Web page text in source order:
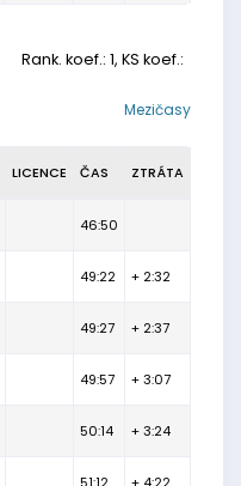
Rank. koef.: 1, KS koef.:
Mezičasy
LICENCE ČAS ZTRÁTA
46:50
49:22 + 2:32
49:27 + 2:37
49:57 + 3:07
50:14 + 3:24